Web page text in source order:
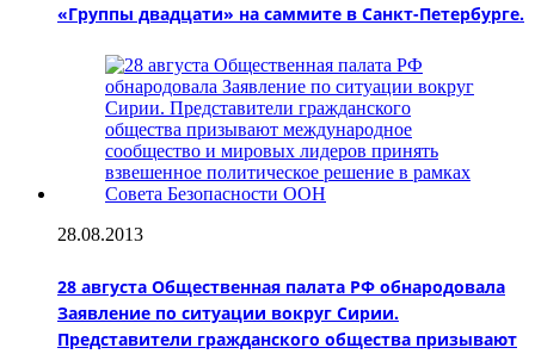
«Группы двадцати» на саммите в Санкт-Петербурге.
28.08.2013
28 августа Общественная палата РФ обнародовала
Заявление по ситуации вокруг Сирии.
Представители гражданского общества призывают